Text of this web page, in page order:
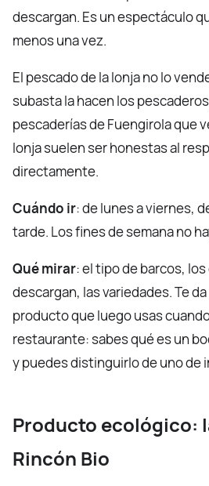
descargan. Es un espectáculo
menos una vez.
El pescado de la lonja no lo
subasta la hacen los
pescaderías de Fuengirola que
lonja suelen ser honestas al
directamente.
Cuándo ir: de lunes a viernes,
tarde. Los fines de semana no
Qué mirar: el tipo de barcos,
descargan, las variedades. Te
producto que luego usas
restaurante: sabes qué es un
y puedes distinguirlo de uno de
Producto ecológico:
Rincón Bio